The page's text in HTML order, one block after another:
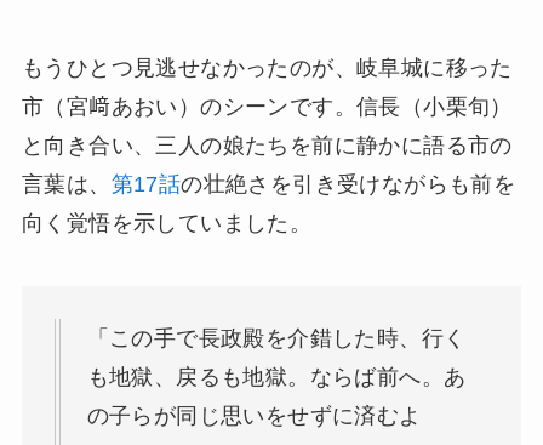
もうひとつ見逃せなかったのが、岐阜城に移った
市（宮﨑あおい）のシーンです。信長（小栗旬）
と向き合い、三人の娘たちを前に静かに語る市の
言葉は、 第17話の壮絶さを引き受けながらも前を
向く覚悟を示していました。
「この手で長政殿を介錯した時、行く
も地獄、戻るも地獄。ならば前へ。あ
の子らが同じ思いをせずに済むよ